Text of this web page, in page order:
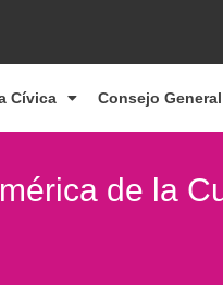
Cívica Consejo General
de la